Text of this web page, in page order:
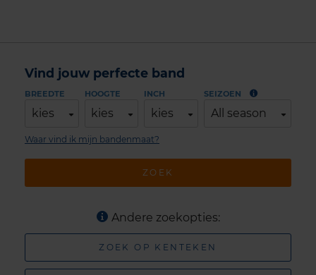
Vind jouw perfecte band
BREEDTE
kies
HOOGTE
kies
INCH
kies
SEIZOEN
All season
ZOEK
Waar vind ik mijn bandenmaat?
Andere zoekopties:
ZOEK OP KENTEKEN